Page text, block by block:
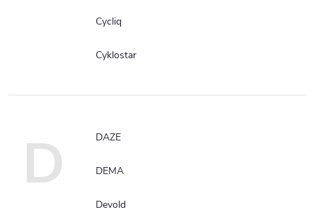
Cycliq
Cyklostar
D DAZE
DEMA
Devold